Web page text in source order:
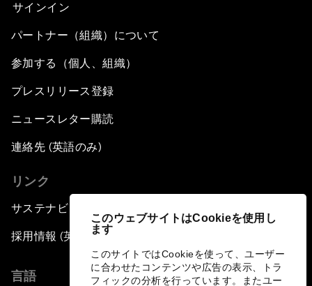
このウェブサイトはCookieを使用し
ます
このサイトではCookieを使って、ユーザー
に合わせたコンテンツや広告の表示、トラ
フィックの分析を行っています。またユー
サインイン
パートナー（組織）について
参加する（個人、組織）
プレスリリース登録
ニュースレター購読
連絡先 (英語のみ)
リンク
サステナビリティへの取り組み
採用情報 (英語のみ)
言語